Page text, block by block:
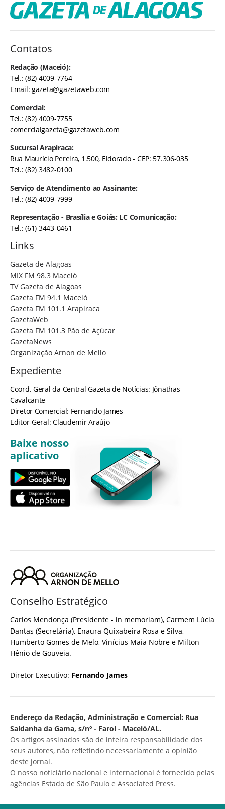
Contatos
Redação (Maceió):
Tel.: (82) 4009-7764
Email:gazeta@gazetaweb.com
Comercial:
Tel.: (82) 4009-7755
comercialgazeta@gazetaweb.com
Sucursal Arapiraca:
Rua Maurício Pereira, 1.500, Eldorado - CEP: 57.306-035
Tel.: (82) 3482-0100
Serviço de Atendimento ao Assinante:
Tel.: (82) 4009-7999
Representação - Brasília e Goiás: LC Comunicação:
Tel.: (61) 3443-0461
Links
Gazeta de Alagoas
MIX FM 98.3 Maceió
TV Gazeta de Alagoas
Gazeta FM 94.1 Maceió
Gazeta FM 101.1 Arapiraca
GazetaWeb
Gazeta FM 101.3 Pão de Açúcar
GazetaNews
Organização Arnon de Mello
Expediente
Coord. Geral da Central Gazeta de Notícias: Jônathas
Cavalcante
Diretor Comercial: Fernando James
Editor-Geral: Claudemir Araújo
Baixe nosso
aplicativo
Conselho Estratégico
Carlos Mendonça (Presidente - in memoriam), Carmem Lúcia
Dantas (Secretária), Enaura Quixabeira Rosa e Silva,
Humberto Gomes de Melo, Vinícius Maia Nobre e Milton
Hênio de Gouveia.
Diretor Executivo: Fernando James
Endereço da Redação, Administração e Comercial: Rua
Saldanha da Gama, s/nº - Farol - Maceió/AL.
Os artigos assinados são de inteira responsabilidade dos
seus autores, não refletindo necessariamente a opinião
deste jornal.
O nosso noticiário nacional e internacional é fornecido pelas
agências Estado de São Paulo e Associated Press.